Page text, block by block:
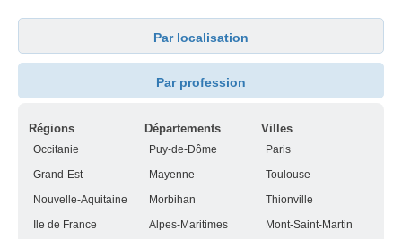
Par localisation
Par profession
Régions Départements Villes
Occitanie Puy-de-Dôme
Paris
Grand-Est
Mayenne
Toulouse
Nouvelle-Aquitaine
Morbihan
Thionville
Ile de France
Alpes-Maritimes
Mont-Saint-Martin